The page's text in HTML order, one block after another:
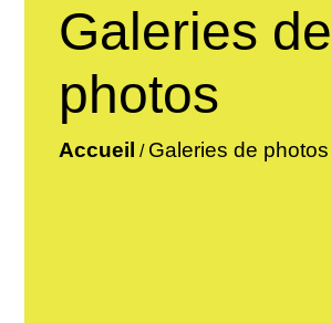
Galeries de
photos
Accueil / Galeries de photos